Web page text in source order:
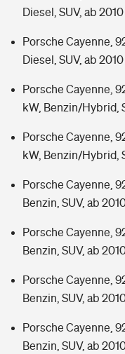
Diesel, SUV, ab 2010
Porsche Cayenne,
Diesel, SUV, ab 2010
Porsche Cayenne,
kW, Benzin/Hybrid,
Porsche Cayenne,
kW, Benzin/Hybrid,
Porsche Cayenne,
Benzin, SUV, ab
Porsche Cayenne,
Benzin, SUV, ab
Porsche Cayenne,
Benzin, SUV, ab
Porsche Cayenne,
Benzin, SUV, ab